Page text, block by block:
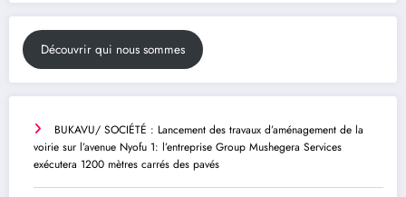
Découvrir qui nous sommes
BUKAVU/ SOCIÉTÉ : Lancement des travaux d’aménagement de la
voirie sur l’avenue Nyofu 1: l’entreprise Group Mushegera Services
exécutera 1200 mètres carrés des pavés